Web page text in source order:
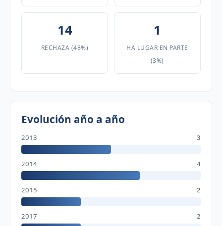
14
RECHAZA (48%)
1
HA LUGAR EN PARTE
(3%)
Evolución año a año
2013 3
2014 4
2015 2
2017 2